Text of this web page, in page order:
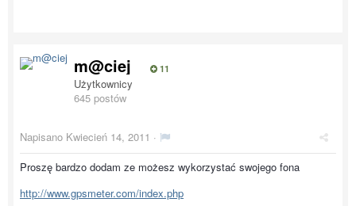
m@ciej 11
Użytkownicy
645 postów
Napisano Kwiecień 14, 2011 ·
Proszę bardzo dodam ze możesz wykorzystać swojego fona
http://www.gpsmeter.com/index.php